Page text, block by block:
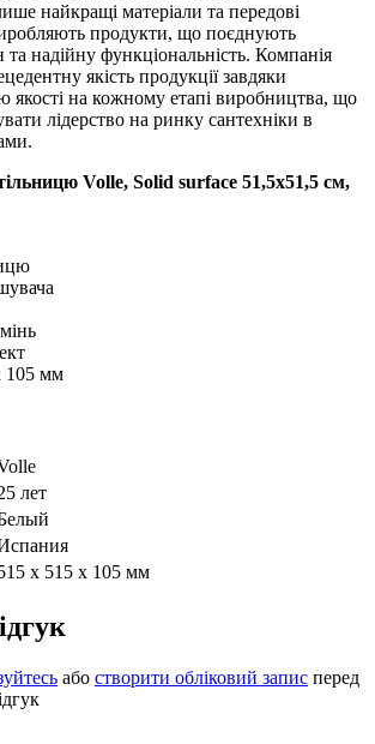
найкращі матеріали та передові
продукти, що поєднують
надійну функціональність. Компанія
якість продукції завдяки
якості на кожному етапі виробництва, що
лідерство на ринку сантехніки в
Volle, Solid surface 51,5x51,5 см,
105 мм
лет
х 515 х 105 мм
або створити обліковий запис перед